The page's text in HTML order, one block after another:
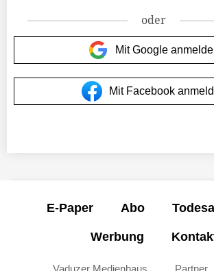
oder
Mit Google
Mit Facebook
E-Paper Abo
Werbung
Vaduzer Medienhaus Partner